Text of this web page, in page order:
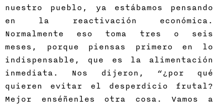
nuestro pueblo, ya estábamos pensando
en la reactivación económica.
Normalmente eso toma tres o seis
meses, porque piensas primero en lo
indispensable, que es la alimentación
inmediata. Nos dijeron, “¿por qué
quieren evitar el desperdicio frutal?
Mejor enséñenles otra cosa. Vamos a